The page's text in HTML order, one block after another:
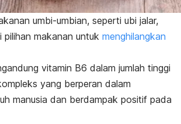
umbi-umbian, seperti ubi jalar,
pilihan makanan untuk menghilangkan
vitamin B6 dalam jumlah tinggi
yang berperan dalam
manusia dan berdampak positif pada